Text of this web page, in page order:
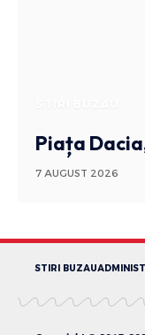
Piața
7 AUGUST 2026
STIRI BUZAU